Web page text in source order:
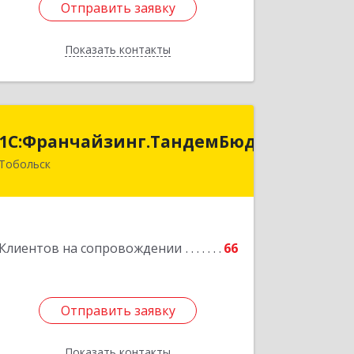
Отправить заявку
Показать контакты
Отправить заявку
Назад
1С:Франчайзинг.ТандемБюджет
Тобольск
Клиентов на сопровождении 66
Отправить заявку
Отправить заявку